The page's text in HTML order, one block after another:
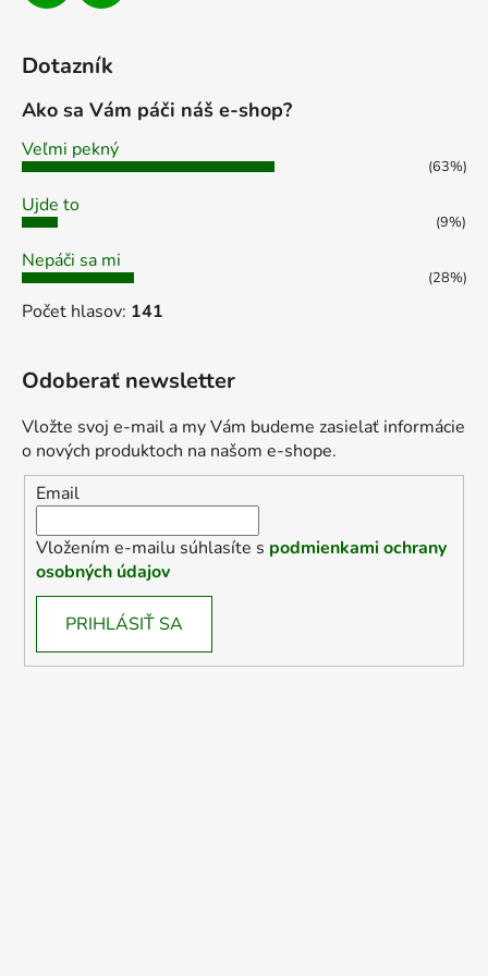
Dotazník
Ako sa Vám páči náš e-shop?
Veľmi pekný
(63%)
Ujde to
(9%)
Nepáči sa mi
(28%)
Počet hlasov: 141
Odoberať newsletter
Vložte svoj e-mail a my Vám budeme zasielať informácie
o nových produktoch na našom e-shope.
Email
Vložením e-mailu súhlasíte s podmienkami ochrany
osobných údajov
PRIHLÁSIŤ SA